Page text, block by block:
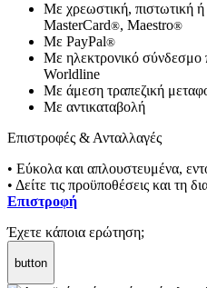
Με χρεωστική, πιστωτική
MasterCard®, Maestro®
Με PayPal®
Με ηλεκτρονικό
Worldline
Με άμεση τραπεζική
Με αντικαταβολή
Επιστροφές & Ανταλλαγές
• Εύκολα και απλουστευμένα,
• Δείτε τις προϋποθέσεις και τη
Επιστροφή
Έχετε κάποια ερώτηση;
button